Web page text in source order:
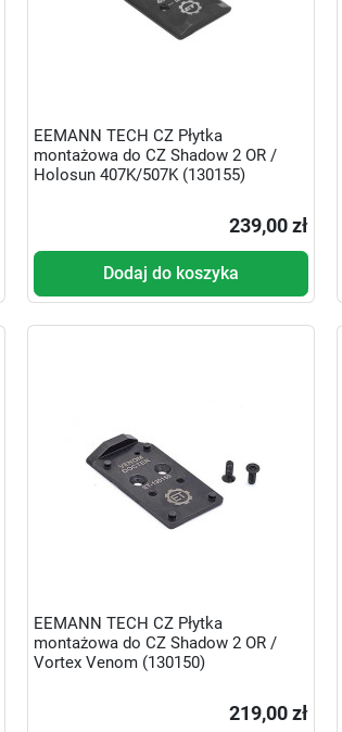
EEMANN TECH CZ Płytka
montażowa do CZ Shadow 2 OR /
Holosun 407K/507K (130155)
239,00 zł
Dodaj do koszyka
EEMANN TECH CZ Płytka
montażowa do CZ Shadow 2 OR /
Vortex Venom (130150)
219,00 zł